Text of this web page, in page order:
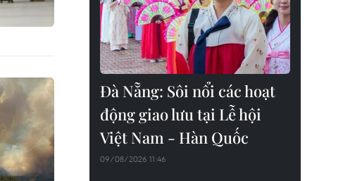
Đà Nẵng: Sôi nổi các hoạt
động giao lưu tại Lễ hội
Việt Nam - Hàn Quốc
09/08/2026 11:46